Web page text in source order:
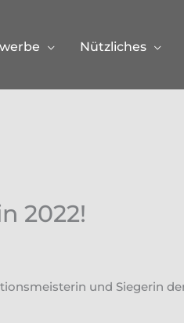
Nützliches
2022!
und Siegerin